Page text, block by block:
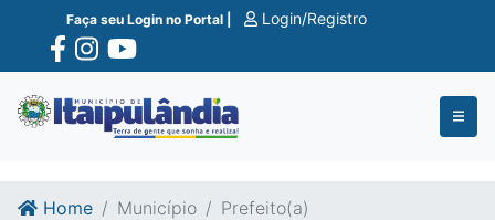
Ir para o conte�do
Ir para o fim do conte�do
Faça seu Login no Portal | Login/Registro
Home Município Prefeito(a)